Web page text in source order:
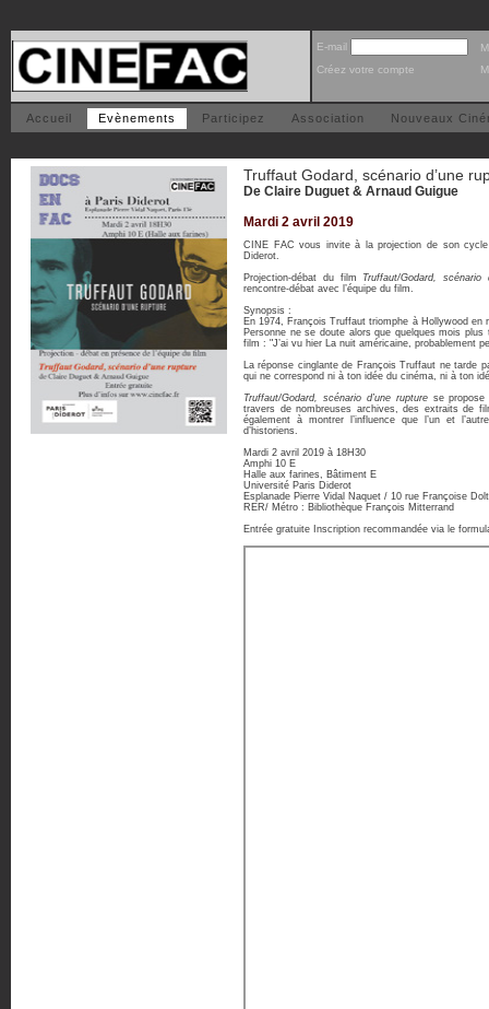
E-mail
Créez votre compte
Accueil Evènements Participez Association Nouveaux
Truffaut Godard, scénario d’une
De Claire Duguet & Arnaud Guigue
Mardi 2 avril 2019
CINE FAC vous invite à la projection de son
Diderot.
Projection-débat du film Truffaut/Godard, scénario
rencontre-débat avec l’équipe du film.
Synopsis :
En 1974, François Truffaut triomphe à Hollywood en
Personne ne se doute alors que quelques mois
film : "J’ai vu hier La nuit américaine, probablement
La réponse cinglante de François Truffaut ne tarde
qui ne correspond ni à ton idée du cinéma, ni à ton
Truffaut/Godard, scénario d’une rupturese propose
travers de nombreuses archives, des extraits de
également à montrer l’influence que l’un et
d’historiens.
Mardi 2 avril 2019 à 18H30
Amphi 10 E
Halle aux farines, Bâtiment E
Université Paris Diderot
Esplanade Pierre Vidal Naquet / 10 rue Françoise
RER/ Métro : Bibliothèque François Mitterrand
Entrée gratuite Inscription recommandée via le